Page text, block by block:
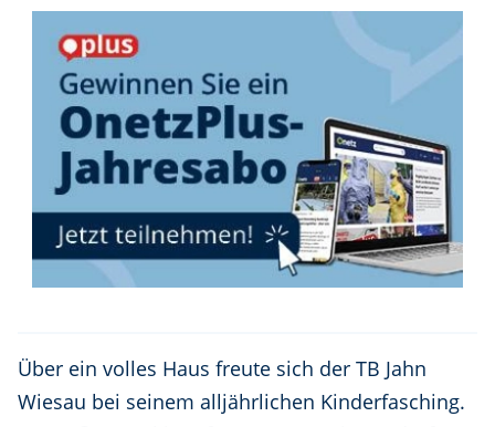
Über ein volles Haus freute sich der TB Jahn
Wiesau bei seinem alljährlichen Kinderfasching.